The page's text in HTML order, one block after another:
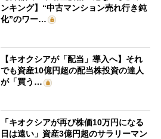
ンキング】“中古マンション売れ行き鈍
化”のワー…
【キオクシアが「配当」導入へ】それ
でも資産10億円超の配当株投資の達人
が「買う…
「キオクシアが再び株価10万円になる
日は遠い」資産3億円超のサラリーマン